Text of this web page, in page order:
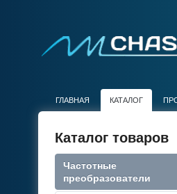
ГЛАВНАЯ КАТАЛОГ
Каталог товаров
Частотные
преобразователи